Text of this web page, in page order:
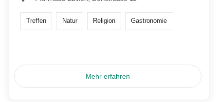
Treffen Natur Religion Gastronomie
Mehr erfahren